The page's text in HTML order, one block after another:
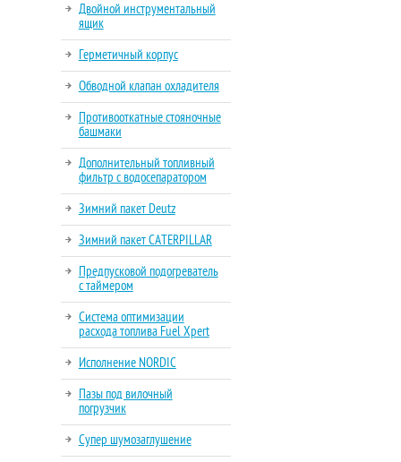
Двойной инструментальный
ящик
Герметичный корпус
Обводной клапан охладителя
Противооткатные стояночные
башмаки
Дополнительный топливный
фильтр с водосепаратором
Зимний пакет Deutz
Зимний пакет CATERPILLAR
Предпусковой подогреватель
с таймером
Система оптимизации
расхода топлива Fuel Xpert
Исполнение NORDIC
Пазы под вилочный
погрузчик
Супер шумозаглушение